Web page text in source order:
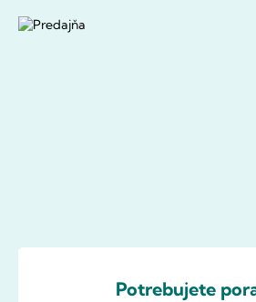
Potrebujete